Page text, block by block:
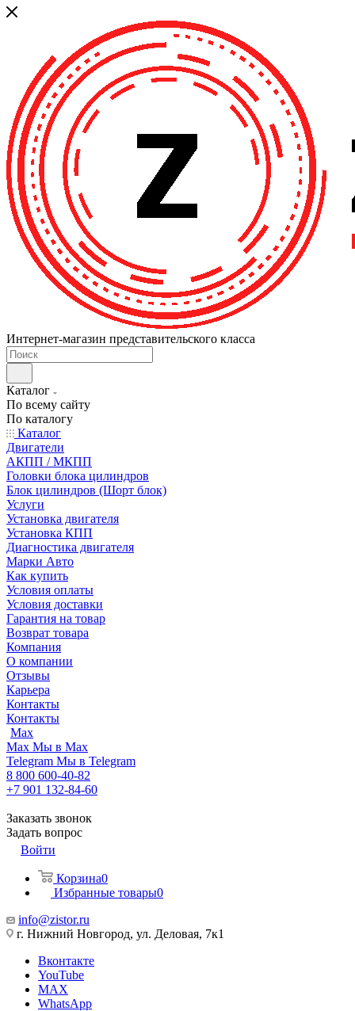
Интернет-магазин представительского класса
Каталог
По всему сайту
По каталогу
Каталог
Двигатели
АКПП / МКПП
Головки блока цилиндров
Блок цилиндров (Шорт блок)
Услуги
Установка двигателя
Установка КПП
Диагностика двигателя
Марки Авто
Как купить
Условия оплаты
Условия доставки
Гарантия на товар
Возврат товара
Компания
О компании
Отзывы
Карьера
Контакты
Контакты
Max
Max Мы в Max
Telegram Мы в Telegram
8 800 600-40-82
+7 901 132-84-60
Заказать звонок
Задать вопрос
Войти
Корзина0
Избранные товары0
info@zistor.ru
г. Нижний Новгород, ул. Деловая, 7к1
Вконтакте
YouTube
MAX
WhatsApp